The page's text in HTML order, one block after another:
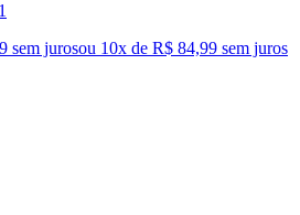
sem jurosou 10x de R$ 84,99 sem juros